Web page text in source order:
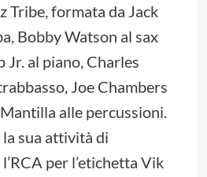
Tribe, formata da Jack
Bobby Watson al sax
Jr. al piano, Charles
Joe Chambers
alle percussioni.
sua attività di
per l’etichetta Vik